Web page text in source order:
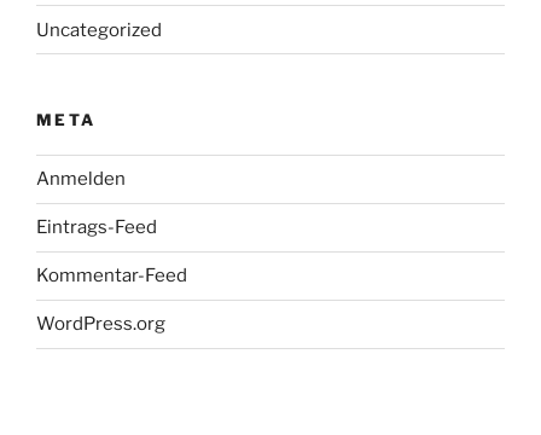
Uncategorized
META
Anmelden
Eintrags-Feed
Kommentar-Feed
WordPress.org